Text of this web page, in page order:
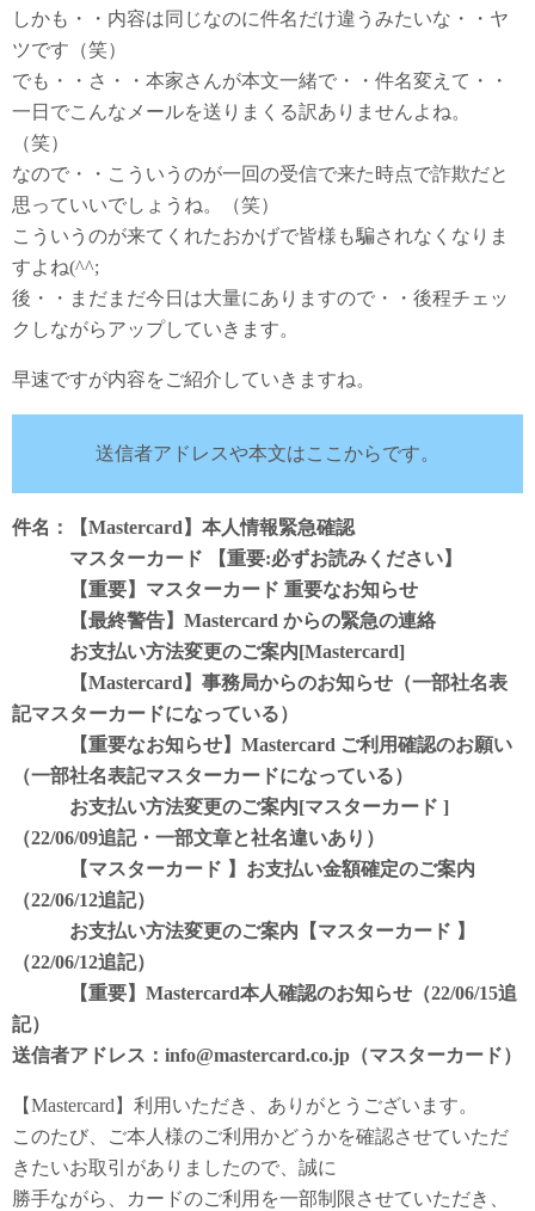
しかも・・内容は同じなのに件名だけ違うみたいな・・ヤ
ツです（笑）
でも・・さ・・本家さんが本文一緒で・・件名変えて・・
一日でこんなメールを送りまくる訳ありませんよね。
（笑）
なので・・こういうのが一回の受信で来た時点で詐欺だと
思っていいでしょうね。（笑）
こういうのが来てくれたおかげで皆様も騙されなくなりま
すよね(^^;
後・・まだまだ今日は大量にありますので・・後程チェッ
クしながらアップしていきます。
早速ですが内容をご紹介していきますね。
送信者アドレスや本文はここからです。
件名：【Mastercard】本人情報緊急確認
マスターカード 【重要:必ずお読みください】
【重要】マスターカード 重要なお知らせ
【最終警告】Mastercard からの緊急の連絡
お支払い方法変更のご案内[Mastercard]
【Mastercard】事務局からのお知らせ（一部社名表
記マスターカードになっている）
【重要なお知らせ】Mastercard ご利用確認のお願い
（一部社名表記マスターカードになっている）
お支払い方法変更のご案内[マスターカード ]
（22/06/09追記・一部文章と社名違いあり）
【マスターカード 】お支払い金額確定のご案内
（22/06/12追記）
お支払い方法変更のご案内【マスターカード 】
（22/06/12追記）
【重要】Mastercard本人確認のお知らせ（22/06/15追
記）
送信者アドレス：info@mastercard.co.jp（マスターカード）
【Mastercard】利用いただき、ありがとうございます。
このたび、ご本人様のご利用かどうかを確認させていただ
きたいお取引がありましたので、誠に
勝手ながら、カードのご利用を一部制限させていただき、